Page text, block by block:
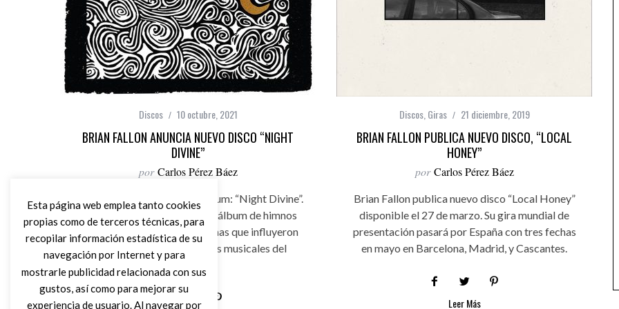
Discos 10 octubre, 2021
BRIAN FALLON ANUNCIA NUEVO DISCO “NIGHT
DIVINE”
por Carlos Pérez Báez
Brian Fallon anuncia nuevo álbum: “Night Divine”.
Brian Fallon lanzará un nuevo álbum de himnos
cristianos y canciones navideñas que influyeron
en las primeras experiencias musicales del
compositor.
Discos, Giras 21 diciembre, 2019
BRIAN FALLON PUBLICA NUEVO DISCO, “LOCAL
HONEY”
por Carlos Pérez Báez
Brian Fallon publica nuevo disco “Local Honey”
disponible el 27 de marzo. Su gira mundial de
presentación pasará por España con tres fechas
en mayo en Barcelona, Madrid, y Cascantes.
Leer Más
Esta página web emplea tanto cookies
propias como de terceros técnicas, para
recopilar información estadística de su
navegación por Internet y para
mostrarle publicidad relacionada con sus
gustos, así como para mejorar su
experiencia de usuario. Al navegar por